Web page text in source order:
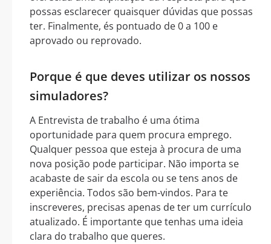
possas esclarecer quaisquer dúvidas que possas
ter. Finalmente, és pontuado de 0 a 100 e
aprovado ou reprovado.
Porque é que deves utilizar os nossos
simuladores?
A Entrevista de trabalho é uma ótima
oportunidade para quem procura emprego.
Qualquer pessoa que esteja à procura de uma
nova posição pode participar. Não importa se
acabaste de sair da escola ou se tens anos de
experiência. Todos são bem-vindos. Para te
inscreveres, precisas apenas de ter um currículo
atualizado. É importante que tenhas uma ideia
clara do trabalho que queres.